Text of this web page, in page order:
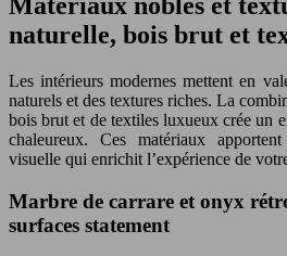
naturelle, bois brut et
Les intérieurs modernes mettent en
naturels et des textures riches. La
bois brut et de textiles luxueux crée un
chaleureux. Ces matériaux
visuelle qui enrichit l’expérience de
Marbre de carrare et onyx
surfaces statement